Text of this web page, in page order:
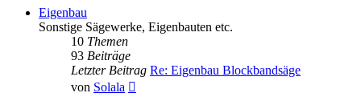
Eigenbau
Sonstige Sägewerke, Eigenbauten etc.
10 Themen
93 Beiträge
Letzter Beitrag Re: Eigenbau Blockbandsäge
von Solala